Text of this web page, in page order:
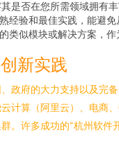
是否在您所需领域拥有
经验和最佳实践，能避免
类似模块或解决方案，作
新实践
政府的大力支持以及完
计算（阿里云）、电商
。许多成功的“杭州软件